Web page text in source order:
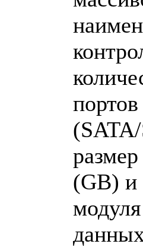
портов
(GB) и